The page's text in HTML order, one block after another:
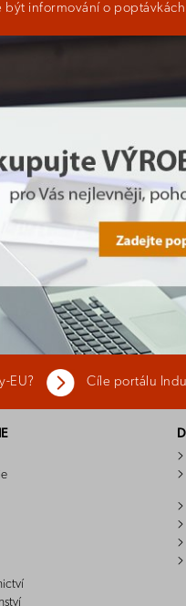
být informování o
EU? Cíle portálu